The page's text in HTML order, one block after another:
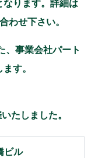
ります。詳細は
わせ下さい。
、事業会社パート
す。
たしました。
ビル